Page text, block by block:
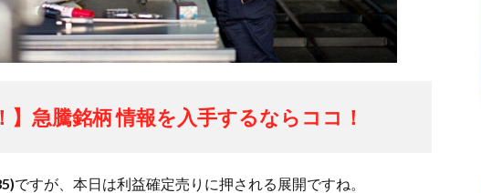
急騰銘柄 情報を入手するならココ！
ですが、本日は利益確定売りに押される展開ですね。